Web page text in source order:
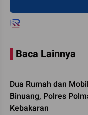
Baca Lainnya
Dua Rumah dan
Binuang, Polres
Kebakaran